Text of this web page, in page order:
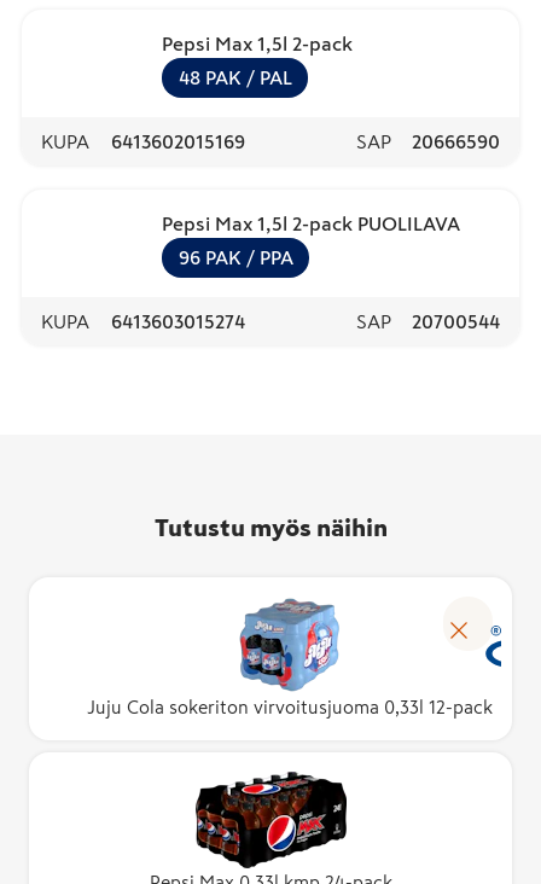
Pepsi Max 1,5l 2-pack
48 PAK / PAL
KUPA 6413602015169 SAP 20666590
Pepsi Max 1,5l 2-pack PUOLILAVA
96 PAK / PPA
KUPA 6413603015274 SAP 20700544
Tutustu myös näihin
Juju Cola sokeriton virvoitusjuoma 0,33l 12-pack